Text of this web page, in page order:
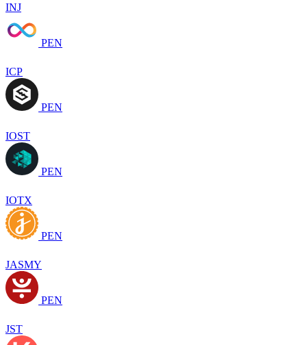
INJ
PEN
ICP
PEN
IOST
PEN
IOTX
PEN
JASMY
PEN
JST